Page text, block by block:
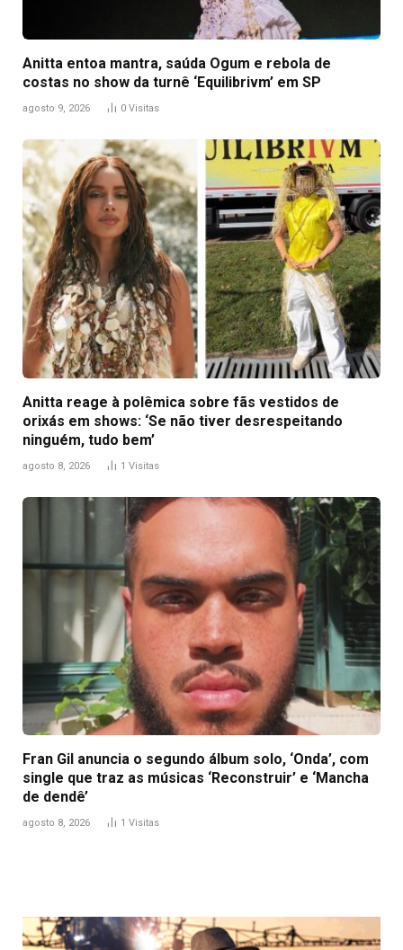
Anitta entoa mantra, saúda Ogum e rebola de
costas no show da turnê ‘Equilibrivm’ em SP
agosto 9, 2026 0 Visitas
Anitta reage à polêmica sobre fãs vestidos de
orixás em shows: ‘Se não tiver desrespeitando
ninguém, tudo bem’
agosto 8, 2026 1 Visitas
Fran Gil anuncia o segundo álbum solo, ‘Onda’, com
single que traz as músicas ‘Reconstruir’ e ‘Mancha
de dendê’
agosto 8, 2026 1 Visitas